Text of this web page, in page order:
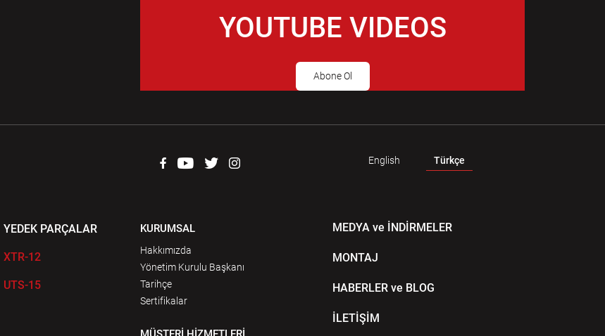
YOUTUBE VIDEOS
Abone Ol
English Türkçe
YEDEK PARÇALAR
XTR-12
UTS-15
KURUMSAL
Hakkımızda
Yönetim Kurulu Başkanı
Tarihçe
Sertifikalar
MEDYA ve İNDİRMELER
MONTAJ
HABERLER ve BLOG
İLETİŞİM